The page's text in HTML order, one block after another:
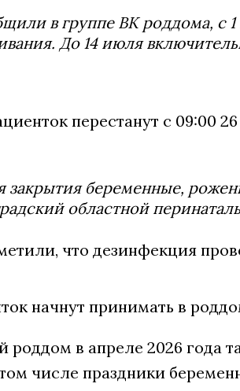
в группе ВК роддома, с
До 14 июля
перестанут с 09:00
закрытия беременные,
областной
что дезинфекция
начнут принимать в
роддом в апреле 2026 года
числе праздники